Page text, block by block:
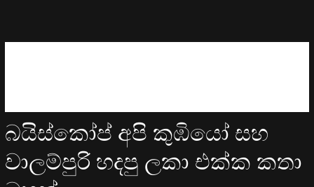
බයිස්කෝප් අපි කුඹියෝ සහ
වාලම්පුරි හදපු ලකා එක්ක කතා